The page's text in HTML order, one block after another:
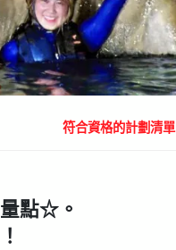
符合資格的計劃清單
點☆。